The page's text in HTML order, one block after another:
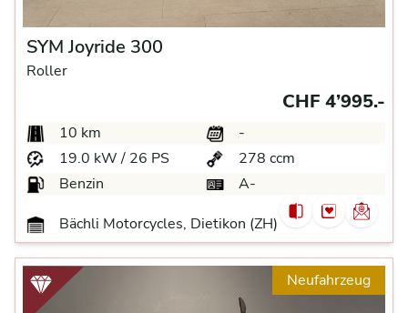
SYM Joyride 300
Roller
CHF 4’995.-
10 km
-
19.0 kW / 26 PS
278 ccm
Benzin
A-
Bächli Motorcycles, Dietikon (ZH)
Neufahrzeug